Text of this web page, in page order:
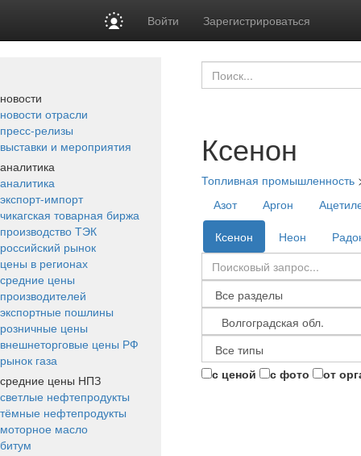
Войти Зарегистрироваться
новости
новости отрасли
пресс-релизы
выставки и мероприятия
аналитика
аналитика
экспорт-импорт
чикагская товарная биржа
производство ТЭК
российский рынок
цены в регионах
средние цены
производителей
экспортные пошлины
розничные цены
внешнеторговые цены РФ
рынок газа
средние цены НПЗ
светлые нефтепродукты
тёмные нефтепродукты
моторное масло
битум
Ксенон
Топливная промышленность
Азот
Аргон
Ксенон
Неон
с ценой с фото от